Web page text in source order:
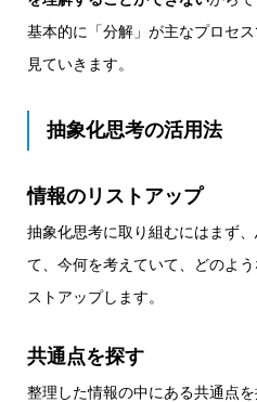
基本的に「分解」が主なプロセ
見ていきます。
抽象化思考の活用法
情報のリストアップ
抽象化思考に取り組むにはまず
て、今何を考えていて、どのよ
ストアップします。
共通点を探す
整理した情報の中にある共通点